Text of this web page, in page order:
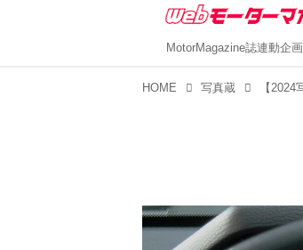
MotorMagazine誌連動企画
HOME 写真蔵